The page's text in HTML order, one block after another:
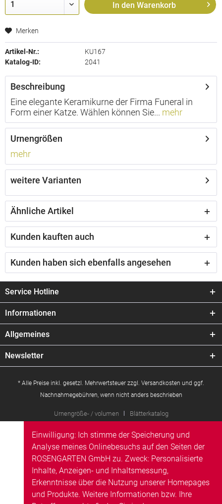
In den Warenkorb
Merken
Artikel-Nr.:
KU167
Katalog-ID:
2041
Beschreibung
Eine elegante Keramikurne der Firma Funeral in
Form einer Katze. Wählen können Sie... mehr
Urnengrößen
mehr
weitere Varianten
Ähnliche Artikel
Kunden kauften auch
Kunden haben sich ebenfalls angesehen
Service Hotline
Informationen
Allgemeines
Newsletter
* Alle Preise inkl. gesetzl. Mehrwertsteuer zzgl. Versandkosten und ggf.
Nachnahmegebühren, wenn nicht anders beschrieben
Urnengröße- / volumen Blätterkatalog
Einwilligung: Ich stimme der Speicherung und
Analyse meines Onlinebesuchs auf den Seiten der
ROSENGARTEN GmbH zu. Zweck: Personalisierte
Inhalte, Anzeigen- und Inhaltsmessung,
Erkenntnisse über die Nutzung unserer Homepages
und Produkte. Weitere Informationen bzw. Ihre